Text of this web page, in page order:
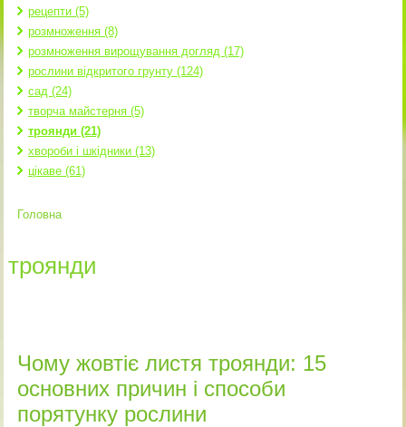
рецепти (5)
розмноження (8)
розмноження вирощування догляд (17)
рослини відкритого грунту (124)
сад (24)
творча майстерня (5)
троянди (21)
хвороби і шкідники (13)
цікаве (61)
Ви є тут
Головна
троянди
Чому жовтіє листя троянди: 15
основних причин і способи
порятунку рослини